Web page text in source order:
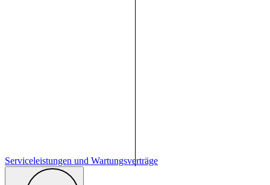
Serviceleistungen und Wartungsverträge